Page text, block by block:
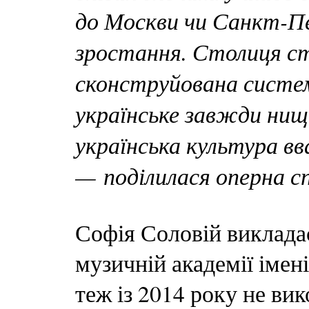
до Москви чи Санкт-
зростання. Столиця
сконструйована
українське завжди
українська культура
— поділилася оперна
Софія Соловій
музичній академії
теж із 2014 року не